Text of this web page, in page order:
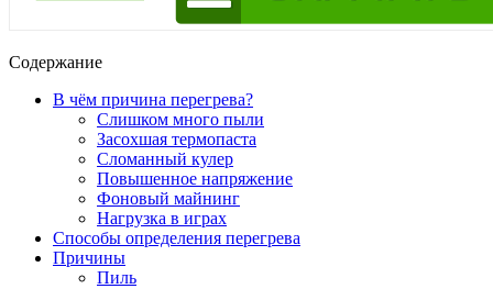
Содержание
В чём причина перегрева?
Слишком много пыли
Засохшая термопаста
Сломанный кулер
Повышенное напряжение
Фоновый майнинг
Нагрузка в играх
Способы определения перегрева
Причины
Пиль